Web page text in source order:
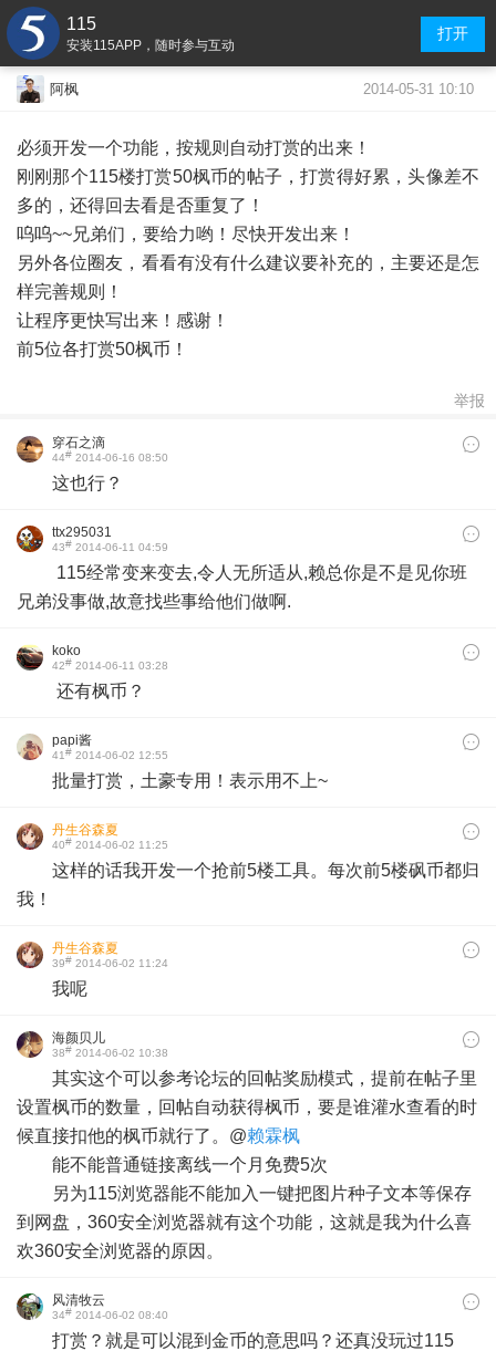
115
安装115APP，随时参与互动
打开
阿枫 2014-05-31 10:10
必须开发一个功能，按规则自动打赏的出来！
刚刚那个115楼打赏50枫币的帖子，打赏得好累，头像差不
多的，还得回去看是否重复了！
呜呜~~兄弟们，要给力哟！尽快开发出来！
另外各位圈友，看看有没有什么建议要补充的，主要还是怎
样完善规则！
让程序更快写出来！感谢！
前5位各打赏50枫币！
举报
穿石之滴
44# 2014-06-16 08:50
这也行？
ttx295031
43# 2014-06-11 04:59
115经常变来变去,令人无所适从,赖总你是不是见你班
兄弟没事做,故意找些事给他们做啊.
koko
42# 2014-06-11 03:28
还有枫币？
papi酱
41# 2014-06-02 12:55
批量打赏，土豪专用！表示用不上~
丹生谷森夏
40# 2014-06-02 11:25
这样的话我开发一个抢前5楼工具。每次前5楼砜币都归
我！
丹生谷森夏
39# 2014-06-02 11:24
我呢
海颜贝儿
38# 2014-06-02 10:38
其实这个可以参考论坛的回帖奖励模式，提前在帖子里
设置枫币的数量，回帖自动获得枫币，要是谁灌水查看的时
候直接扣他的枫币就行了。@赖霖枫
能不能普通链接离线一个月免费5次
另为115浏览器能不能加入一键把图片种子文本等保存
到网盘，360安全浏览器就有这个功能，这就是我为什么喜
欢360安全浏览器的原因。
风清牧云
34# 2014-06-02 08:40
打赏？就是可以混到金币的意思吗？还真没玩过115